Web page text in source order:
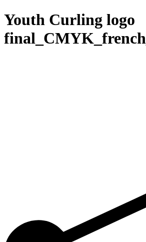
Youth Curling logo